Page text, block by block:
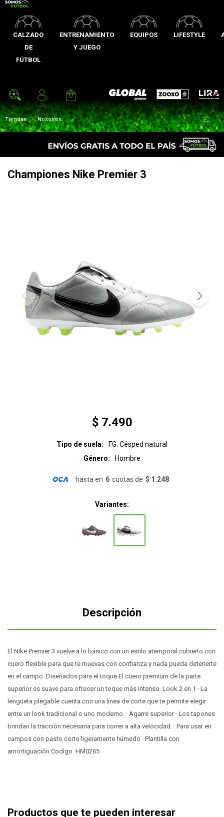
CALZADO
DE
FÚTBOL
ENTRENAMIENTO
Y JUEGO
EQUIPOS LIFESTYLE
Global Sports Zooko Lira
Tiendas Nosotros 
Championes Nike Premier 3
$ 7.490
Tipo de suela
FG: Césped natural
Género
Hombre
hasta en 6 cuotas de $ 1.248
Variantes:
Descripción
El Nike Premier 3 vuelve a lo básico con un estilo atemporal cubierto con
cuero flexible para que te muevas con confianza y nada pueda detenerte
en el campo. Diseñados para el toque El cuero premium de la parte
superior es suave para ofrecer un toque más intenso. Look 2 en 1 · La
lengüeta plegable cuenta con una línea de corte que te permite elegir
entre un look tradicional o uno moderno. · Agarre superior · Los tapones
brindan la tracción necesaria para correr a alta velocidad. · Para usar en
campos con pasto corto ligeramente húmedo · Plantilla con
amortiguación Codigo: HM0265
Productos que te pueden interesar